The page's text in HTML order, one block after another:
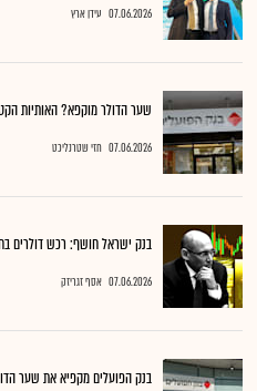
07.06.2026 עידן ארץ
שער הדולר מוקפא? האותיות
07.06.2026 חזי שטרנליכט
בנק ישראל חושף: רכש דולרים
07.06.2026 אסף זגריזק
בנק הפועלים מקפיא את שער